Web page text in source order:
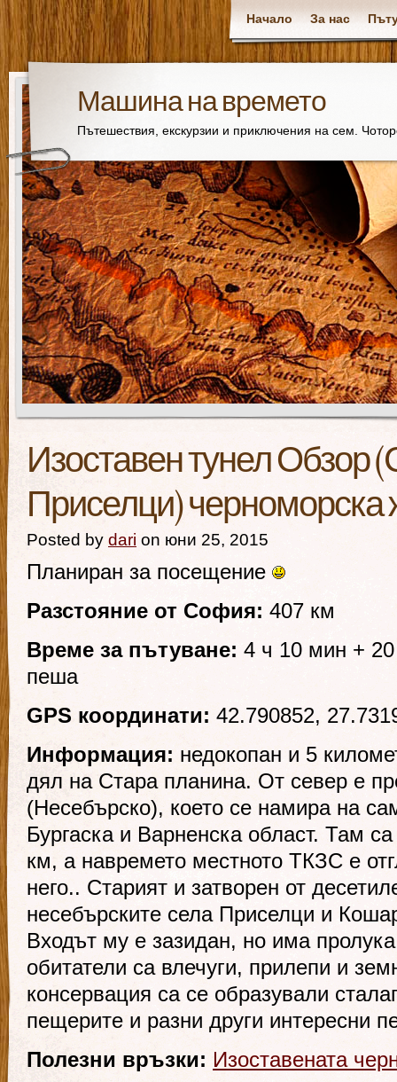
Начало За нас
Машина на времето
Пътешествия, екскурзии и приключения на сем.
Изоставен тунел Обзор
Приселци) черноморска
Posted by dari on юни 25, 2015
Планиран за посещение
Разстояние от София: 407 км
Време за пътуване: 4 ч 10 мин +
пеша
GPS координати: 42.790852,
Информация: недокопан и 5
дял на Стара планина. От север е
(Несебърско), което се намира на
Бургаска и Варненска област. Там
км, а навремето местното ТКЗС е
него.. Старият и затворен от
несебърските села Приселци и
Входът му е зазидан, но има
обитатели са влечуги, прилепи и
консервация са се образували
пещерите и разни други интересни
Полезни връзки: Изоставената